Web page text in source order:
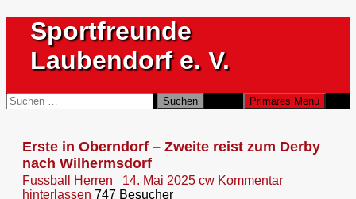
Inhalt
springen
Sportfreunde
Laubendorf e. V.
Suchen Primäres Menü
Suchen
nach:
Erste in Oberndorf – Zweite reist zum Derby
nach Wilhermsdorf
Fussball Herren 14. Mai 2025 cw Kommentar
hinterlassen 747 Besucher